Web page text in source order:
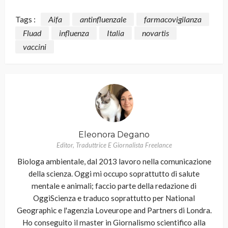
Tags : Aifa antinfluenzale
farmacovigilanza
Fluad
influenza Italia
novartis
vaccini
Eleonora Degano
Editor, Traduttrice E Giornalista Freelance
Biologa ambientale, dal 2013 lavoro nella comunicazione
della scienza. Oggi mi occupo soprattutto di salute
mentale e animali; faccio parte della redazione di
OggiScienza e traduco soprattutto per National
Geographic e l'agenzia Loveurope and Partners di Londra.
Ho conseguito il master in Giornalismo scientifico alla